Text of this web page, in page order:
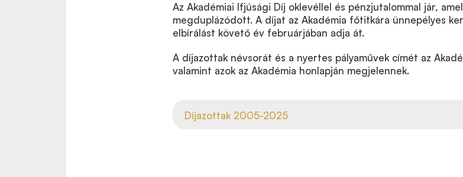
Az Akadémiai Ifjúsági Díj oklevéllel és pénzjutalommal jár,
megduplázódott. A díjat az Akadémia főtitkára ünnepélyes
elbírálást követő év februárjában adja át.
A díjazottak névsorát és a nyertes pályaművek címét az
valamint azok az Akadémia honlapján megjelennek.
Díjazottak 2005-2025